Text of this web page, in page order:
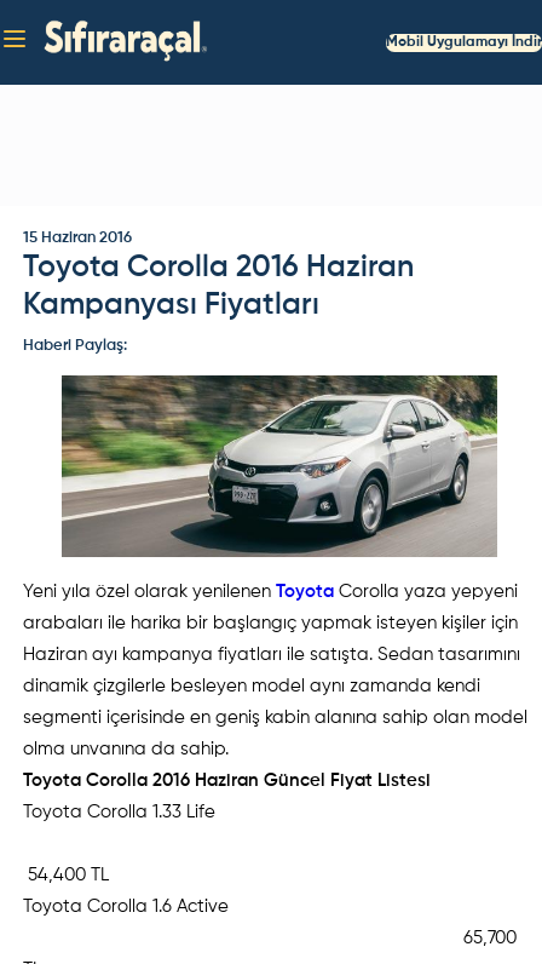
Mobil Uygulamayı İndir
15 Haziran 2016
Toyota Corolla 2016 Haziran
Kampanyası Fiyatları
Haberi Paylaş:
Yeni yıla özel olarak yenilenenToyota Corolla yaza yepyeni
arabaları ile harika bir başlangıç yapmak isteyen kişiler için
Haziran ayı kampanya fiyatları ile satışta. Sedan tasarımını
dinamik çizgilerle besleyen model aynı zamanda kendi
segmenti içerisinde en geniş kabin alanına sahip olan model
olma unvanına da sahip.
Toyota Corolla 2016 Haziran Güncel Fiyat Listesi
Toyota Corolla 1.33 Life
54,400 TL
Toyota Corolla 1.6 Active
65,700